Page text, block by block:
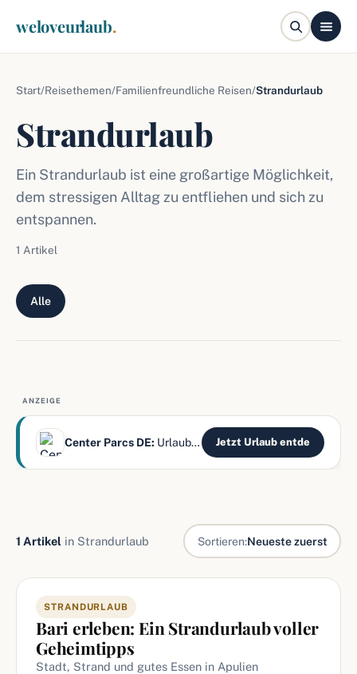
weloveurlaub.
Start/Reisethemen/Familienfreundliche Reisen/Strandurlaub
Strandurlaub
Ein Strandurlaub ist eine großartige Möglichkeit,
dem stressigen Alltag zu entfliehen und sich zu
entspannen.
1 Artikel
Alle
ANZEIGE
Center Parcs DE: Urlaub mitten im Wald erleben Jetzt Urlaub entde
1 Artikel in Strandurlaub Sortieren:Neueste zuerst
Artikel in Strandurlaub
STRANDURLAUB
Bari erleben: Ein Strandurlaub voller
Geheimtipps
Stadt, Strand und gutes Essen in Apulien